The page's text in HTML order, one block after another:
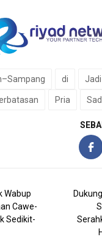
di Jadi
Pria
Wabup
Cawe-
Sedikit-